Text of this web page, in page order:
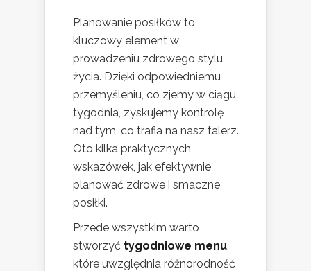
Planowanie posiłków to
kluczowy element w
prowadzeniu zdrowego stylu
życia. Dzięki odpowiedniemu
przemyśleniu, co zjemy w ciągu
tygodnia, zyskujemy kontrolę
nad tym, co trafia na nasz talerz.
Oto kilka praktycznych
wskazówek, jak efektywnie
planować zdrowe i smaczne
posiłki.
Przede wszystkim warto
stworzyć tygodniowe menu
które uwzględnia różnorodność